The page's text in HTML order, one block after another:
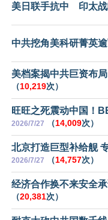
美日联手抗中 印太战
中共挖角美科研菁英
美档案揭中共巨资布
（10,219次）
旺旺之死震动中国！
2026/7/27 （14,009次）
北京打造巨型补给舰
2026/7/27 （14,757次）
经济合作换不来安全
（20,381次）